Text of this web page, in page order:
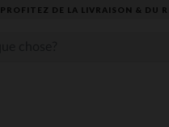
PROFITEZ DE LA LIVRAISON & DU